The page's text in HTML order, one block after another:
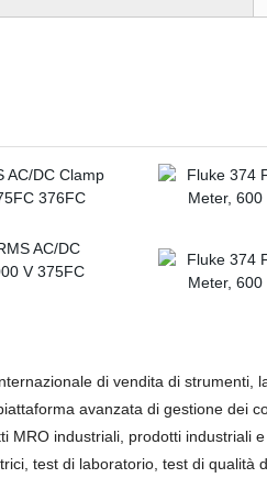
di vendita di
avanzata di gestione dei
MRO industriali, prodotti industriali
test di laboratorio, test di